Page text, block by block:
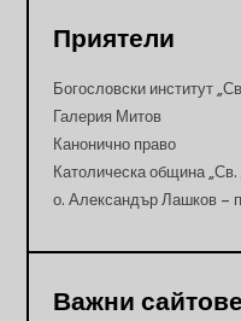
Приятели
Богословски институт
Галерия Митов
Канонично право
Католическа община „Св.
о. Александър Лашков –
Важни сайтове